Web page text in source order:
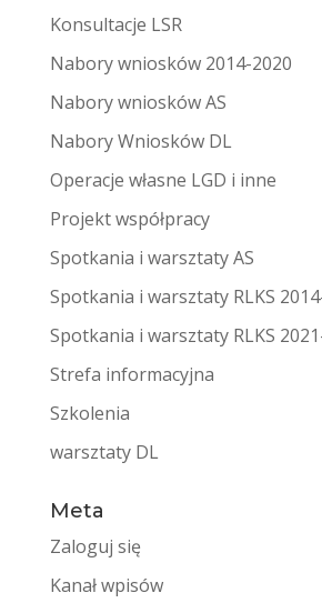
Konsultacje LSR
Nabory wniosków 2014-2020
Nabory wniosków AS
Nabory Wniosków DL
Operacje własne LGD i inne
Projekt współpracy
Spotkania i warsztaty AS
Spotkania i warsztaty RLKS
Spotkania i warsztaty RLKS
Strefa informacyjna
Szkolenia
warsztaty DL
Meta
Zaloguj się
Kanał wpisów